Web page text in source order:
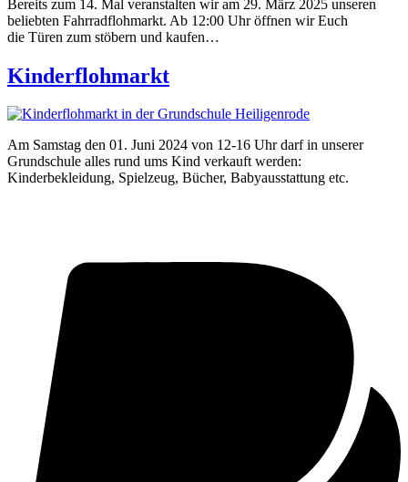
Bereits zum 14. Mal veranstalten wir am 29. März 2025 unseren
beliebten Fahrradflohmarkt. Ab 12:00 Uhr öffnen wir Euch
die Türen zum stöbern und kaufen…
Kinderflohmarkt
Am Samstag den 01. Juni 2024 von 12-16 Uhr darf in unserer
Grundschule alles rund ums Kind verkauft werden:
Kinderbekleidung, Spielzeug, Bücher, Babyausstattung etc.